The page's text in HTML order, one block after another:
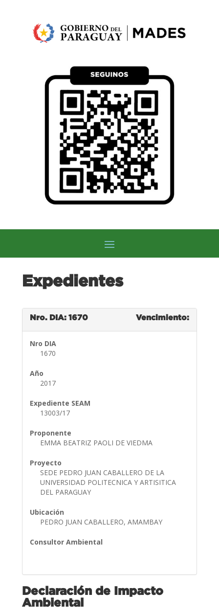
Expedientes
Nro. DIA: 1670 Vencimiento:
Nro DIA
1670
Año
2017
Expediente SEAM
13003/17
Proponente
EMMA BEATRIZ PAOLI DE VIEDMA
Proyecto
SEDE PEDRO JUAN CABALLERO DE LA
UNIVERSIDAD POLITECNICA Y ARTISITICA
DEL PARAGUAY
Ubicación
PEDRO JUAN CABALLERO, AMAMBAY
Consultor Ambiental
Declaración de Impacto
Ambiental